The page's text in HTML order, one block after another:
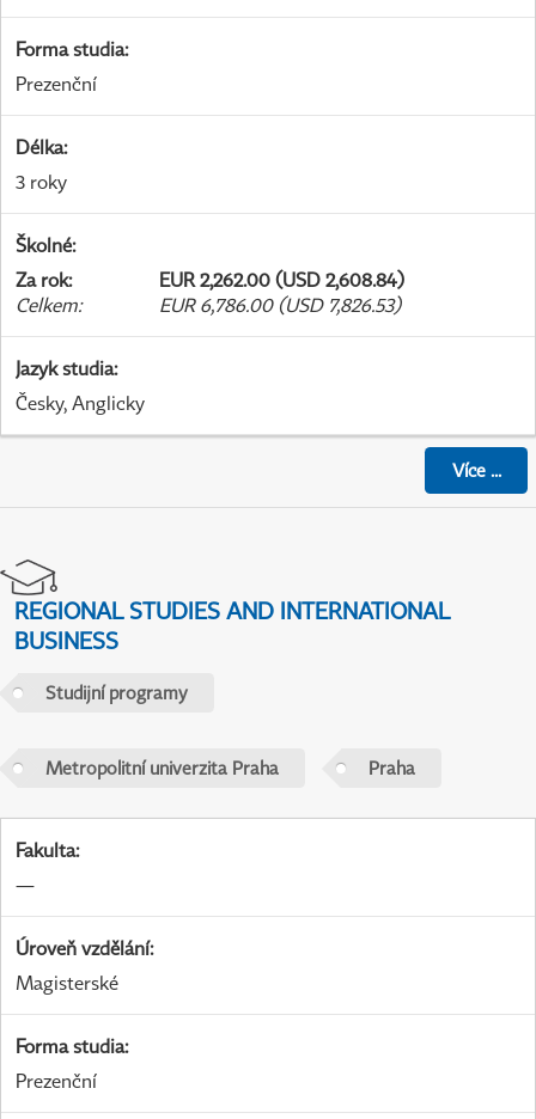
Forma studia:
Prezenční
Délka:
3 roky
Školné:
Za rok:
EUR 2,262.00 (USD 2,608.84)
Celkem: EUR 6,786.00 (USD 7,826.53)
Jazyk studia:
Česky, Anglicky
Více...
REGIONAL STUDIES AND INTERNATIONAL
BUSINESS
Studijní programy
Metropolitní univerzita Praha Praha
Fakulta:
—
Úroveň vzdělání:
Magisterské
Forma studia:
Prezenční